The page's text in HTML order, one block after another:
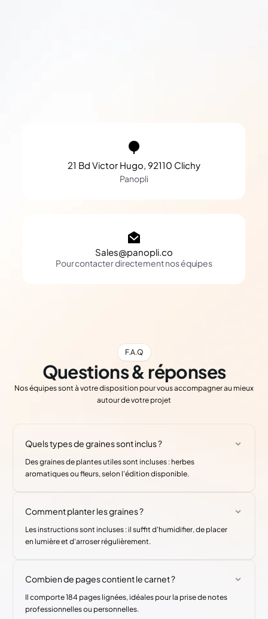
21 Bd Victor Hugo, 92110 Clichy
Panopli
Sales@panopli.co
Pour contacter directement nos équipes
F.A.Q
Questions & réponses
Nos équipes sont à votre disposition pour vous accompagner au mieux
autour de votre projet
Quels types de graines sont inclus ?
Des graines de plantes utiles sont incluses : herbes
aromatiques ou fleurs, selon l'édition disponible.
Comment planter les graines ?
Les instructions sont incluses : il suffit d'humidifier, de placer
en lumière et d'arroser régulièrement.
Combien de pages contient le carnet ?
Il comporte 184 pages lignées, idéales pour la prise de notes
professionnelles ou personnelles.